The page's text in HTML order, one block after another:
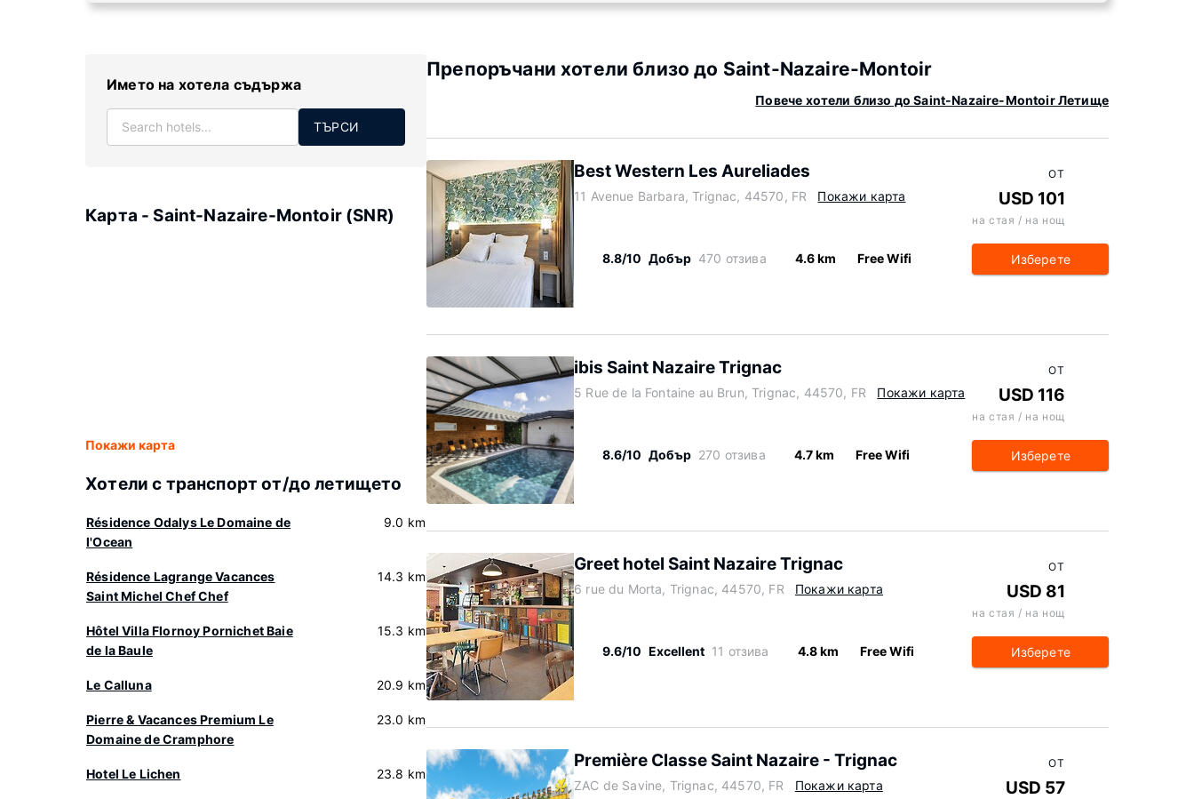
Името на хотела съдържа
ТЪРСИ
Карта - Saint-Nazaire-Montoir (SNR)
Покажи карта
Хотели с транспорт от/до летището
Résidence Odalys Le Domaine de
l'Ocean
9.0 km
Résidence Lagrange Vacances
Saint Michel Chef Chef
14.3 km
Hôtel Villa Flornoy Pornichet Baie
de la Baule
15.3 km
Le Calluna 20.9 km
Pierre & Vacances Premium Le
Domaine de Cramphore
23.0 km
Hotel Le Lichen 23.8 km
Препоръчани хотели близо до Saint-Nazaire-Montoir
Повече хотели близо до Saint-Nazaire-Montoir Летище
Best Western Les Aureliades
11 Avenue Barbara, Trignac, 44570, FR Покажи карта
8.8/10 Добър 470 отзива 4.6 km Free Wifi
ОТ
USD 101
на стая / на нощ
Изберете
ibis Saint Nazaire Trignac
5 Rue de la Fontaine au Brun, Trignac, 44570, FR Покажи карта
8.6/10 Добър 270 отзива 4.7 km Free Wifi
ОТ
USD 116
на стая / на нощ
Изберете
Greet hotel Saint Nazaire Trignac
6 rue du Morta, Trignac, 44570, FR Покажи карта
9.6/10 Excellent 11 отзива 4.8 km Free Wifi
ОТ
USD 81
на стая / на нощ
Изберете
Première Classe Saint Nazaire - Trignac
ZAC de Savine, Trignac, 44570, FR Покажи карта
ОТ
USD 57